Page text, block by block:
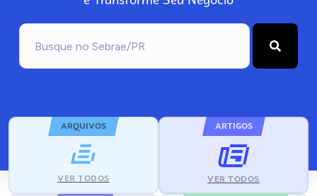
ARQUIVOS
VER TODOS
ARTIGOS
VER TODOS